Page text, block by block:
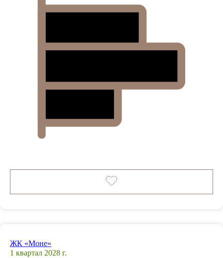
ЖК «Моне»
1 квартал 2028 г.